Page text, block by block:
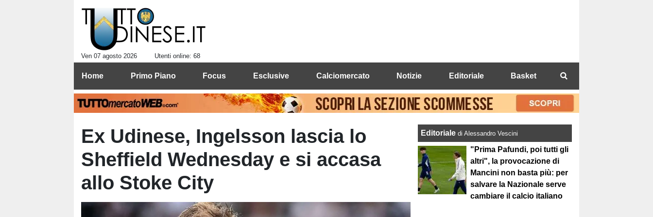
Ven 07 agosto 2026 Utenti online: 68
Home Primo Piano Focus Esclusive Calciomercato Notizie Editoriale Basket
Ex Udinese, Ingelsson lascia lo
Sheffield Wednesday e si accasa
allo Stoke City
Editorialedi Alessandro Vescini
"Prima Pafundi, poi tutti gli
altri", la provocazione di
Mancini non basta più: per
salvare la Nazionale serve
cambiare il calcio italiano